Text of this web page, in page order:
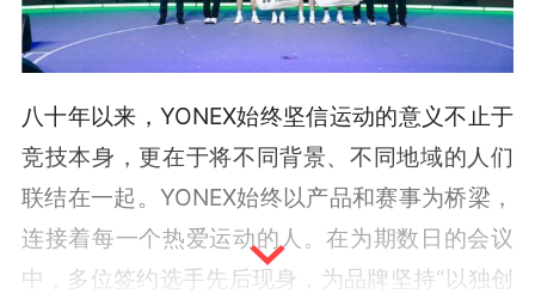
八十年以来，YONEX始终坚信运动的意义不止于
竞技本身，更在于将不同背景、不同地域的人们
联结在一起。YONEX始终以产品和赛事为桥梁，
连接着每一个热爱运动的人。在为期数日的会议
中，多位签约选手先后现身，为品牌坚持“以独创